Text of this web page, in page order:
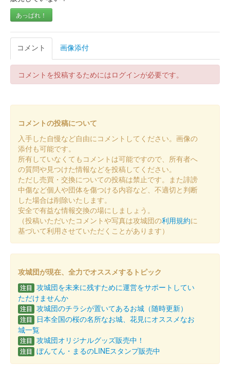
あっぱれ！
コメント 画像添付
コメントを投稿するためにはログインが必要です。
コメントの投稿について
入手した自慢など自由にコメントしてください。画像の
添付も可能です。
所有していなくてもコメントは可能ですので、所有者へ
の質問や見つけた情報などを投稿してください。
ただし売買・交換についての投稿は禁止です。また誹謗
中傷など個人や団体を傷つける内容など、不適切と判断
した場合は削除いたします。
安全で有益な情報交換の場にしましょう。
（投稿いただいたコメントや写真は攻城団の利用規約に
基づいて利用させていただくことがあります）
攻城団が現在、全力でオススメするトピック
注目 攻城団を未来に残すために運営をサポートしてい
ただけませんか
注目 攻城団のチラシが置いてあるお城（随時更新）
注目
日本全国の桜の名所なお城、花見にオススメなお
城一覧
注目 攻城団オリジナルグッズ販売中！
注目 ぼんてん・まるのLINEスタンプ販売中